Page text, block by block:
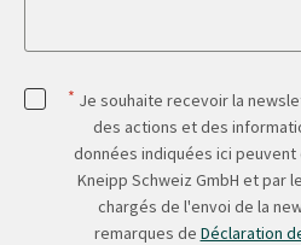
* Je souhaite recevoir la
des actions et des
données indiquées ici
Kneipp Schweiz GmbH et par
chargés de l'envoi de la
remarques de Déclaration